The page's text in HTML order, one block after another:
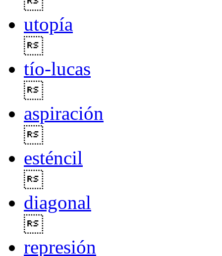
utopía
tío-lucas
aspiración
esténcil
diagonal
represión